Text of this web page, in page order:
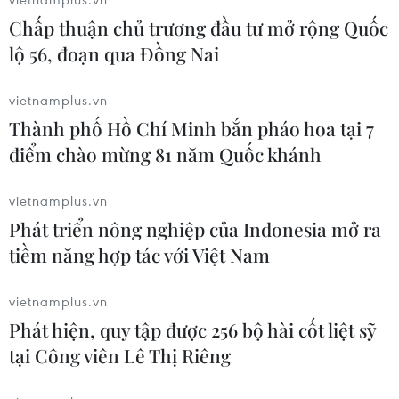
không khí giảm thấp nên có nhiều nguy cơ xảy
ra cháy nổ và hỏa hoạn ở khu vực dân cư do
nhu cầu sử dụng điện tăng cao và nguy cơ cao
cháy rừng ở các tỉnh Trung Bộ.
[Nắng nóng kéo dài trong 3 ngày tới, chỉ số
UV lên mức cao]
Ngoài ra, nắng nóng có tác động và gây tình
trạng mất nước, kiệt sức, đột quỵ do sốc nhiệt
đối với cơ thể người khi tiếp xúc lâu với nền
Ngày 27/6, chỉ số tia UV ở Hà Nội và Đà Nẵng có
giá trị từ 7-10 ứng với mức ảnh hưởng nguy cơ
gây hại cao đến rất cao đối với cơ thể con người
Chấp thuận chủ trương đầu tư mở rộng Quốc
lộ 56, đoạn qua Đồng Nai
vietnamplus.vn
Thành phố Hồ Chí Minh bắn pháo hoa tại 7
điểm chào mừng 81 năm Quốc khánh
vietnamplus.vn
Phát triển nông nghiệp của Indonesia mở ra
tiềm năng hợp tác với Việt Nam
vietnamplus.vn
Phát hiện, quy tập được 256 bộ hài cốt liệt sỹ
tại Công viên Lê Thị Riêng